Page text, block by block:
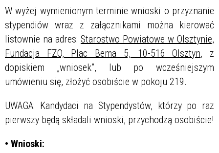
W wyżej wymienionym terminie wnioski o przyznanie
stypendiów wraz z załącznikami można kierować
listownie na adres: Starostwo Powiatowe w Olsztynie,
Fundacja FZO, Plac Bema 5, 10-516 Olsztyn, z
dopiskiem „wniosek”, lub po wcześniejszym
umówieniu się, złożyć osobiście w pokoju 219.
UWAGA: Kandydaci na Stypendystów, którzy po raz
pierwszy będą składali wnioski, przychodzą osobiście!
• Wnioski: